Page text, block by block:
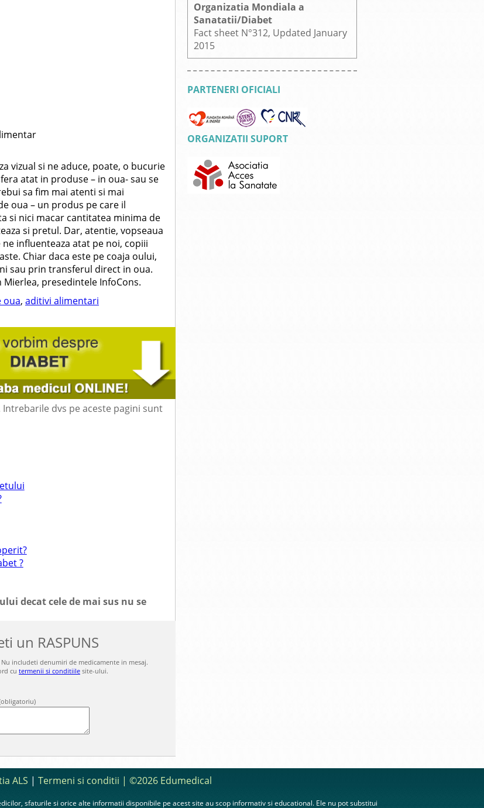
vizual si ne aduce, poate, o bucurie
atat in produse – in oua- sau se
sa fim mai atenti si mai
oua – un produs pe care il
si nici macar cantitatea minima de
si pretul. Dar, atentie, vopseaua
influenteaza atat pe noi, copiii
Chiar daca este pe coaja oului,
sau prin transferul direct in oua.
presedintele InfoCons.
oua, aditivi alimentari
dvs pe aceste pagini sunt
?
decat cele de mai sus nu se
un RASPUNS
includeti denumiri de medicamente in mesaj.
cu termenii si conditiile site-ului.
Organizatia Mondiala a
Sanatatii/Diabet
Fact sheet N°312, Updated January
2015
PARTENERI OFICIALI
ORGANIZATII SUPORT
ALS | Termeni si conditii | ©2026 Edumedical
sfaturile si orice alte informatii disponibile pe acest site au scop informativ si educational. Ele nu pot substitui